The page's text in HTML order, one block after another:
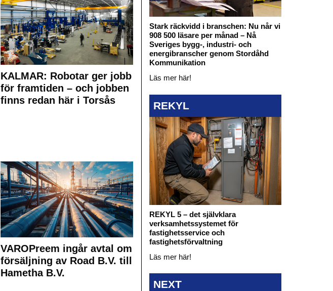
KALMAR: Robotar ger jobb
för framtiden – och jobben
finns redan här i Torsås
VAROPreem ingår avtal om
försäljning av Road B.V. till
Hametha B.V.
Stark räckvidd i branschen: Nu når vi
908 500 läsare per månad – Nå
Sveriges bygg-, industri- och
energibranscher genom Stordåhd
Kommunikation
Läs mer här!
REKYL
REKYL 5 – det självklara
verksamhetssystemet för
fastighetsservice och
fastighetsförvaltning
Läs mer här!
NEXT